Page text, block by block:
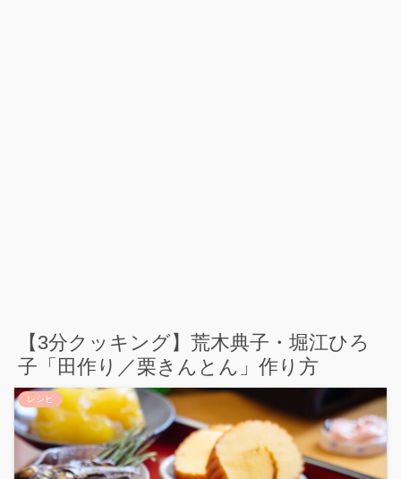
【3分クッキング】荒木典子・堀江ひろ
子「田作り／栗きんとん」作り方
レシピ